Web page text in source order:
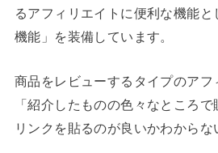
るアフィリエイトに便利な機能と
機能」を装備しています。
商品をレビューするタイプのア
「紹介したものの色々なところ
リンクを貼るのが良いかわからな